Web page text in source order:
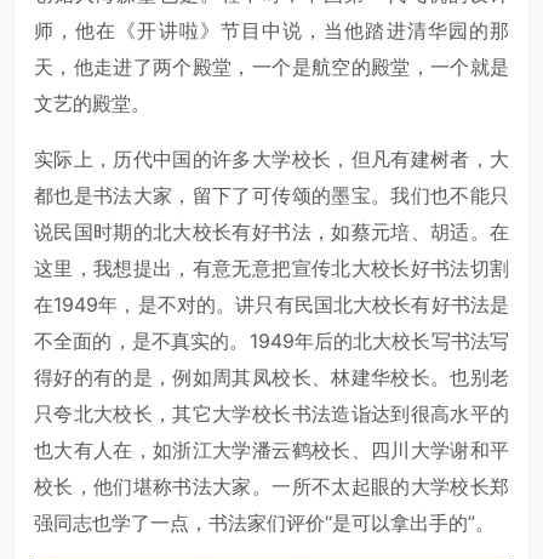
师，他在《开讲啦》节目中说，当他踏进清华园的那
天，他走进了两个殿堂，一个是航空的殿堂，一个就是
文艺的殿堂。
实际上，历代中国的许多大学校长，但凡有建树者，大
都也是书法大家，留下了可传颂的墨宝。我们也不能只
说民国时期的北大校长有好书法，如蔡元培、胡适。在
这里，我想提出，有意无意把宣传北大校长好书法切割
在1949年，是不对的。讲只有民国北大校长有好书法是
不全面的，是不真实的。1949年后的北大校长写书法写
得好的有的是，例如周其凤校长、林建华校长。也别老
只夸北大校长，其它大学校长书法造诣达到很高水平的
也大有人在，如浙江大学潘云鹤校长、四川大学谢和平
校长，他们堪称书法大家。一所不太起眼的大学校长郑
强同志也学了一点，书法家们评价“是可以拿出手的”。